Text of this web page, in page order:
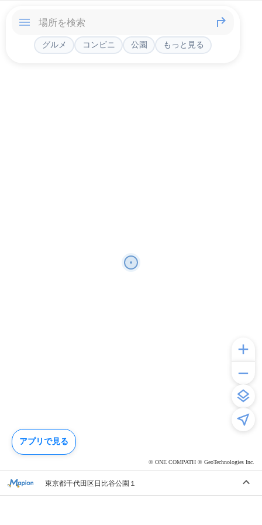
© ONE COMPATH © GeoTechnologies Inc.
グルメ コンビニ 公園 もっと見る
東京都千代田区日比谷公園１
アプリで見る